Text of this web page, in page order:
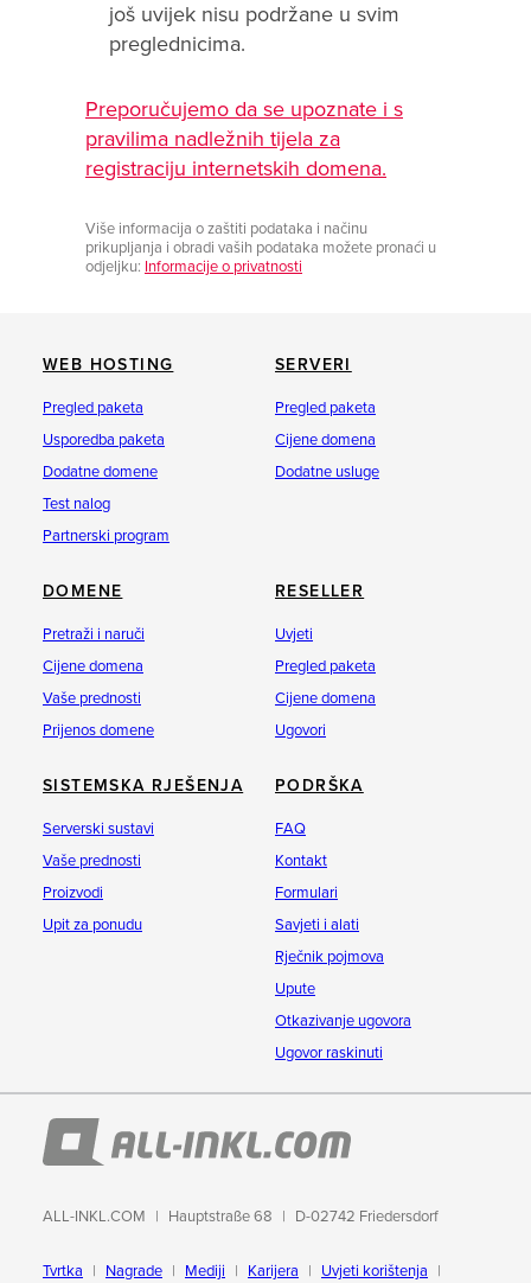
još uvijek nisu podržane u svim
preglednicima.
Preporučujemo da se upoznate i s
pravilima nadležnih tijela za
registraciju internetskih domena.
Više informacija o zaštiti podataka i načinu
prikupljanja i obradi vaših podataka možete pronaći u
odjeljku: Informacije o privatnosti
WEB HOSTING
Pregled paketa
Usporedba paketa
Dodatne domene
Test nalog
Partnerski program
SERVERI
Pregled paketa
Cijene domena
Dodatne usluge
DOMENE
Pretraži i naruči
Cijene domena
Vaše prednosti
Prijenos domene
RESELLER
Uvjeti
Pregled paketa
Cijene domena
Ugovori
SISTEMSKA RJEŠENJA
Serverski sustavi
Vaše prednosti
Proizvodi
Upit za ponudu
PODRŠKA
FAQ
Kontakt
Formulari
Savjeti i alati
Rječnik pojmova
Upute
Otkazivanje ugovora
Ugovor raskinuti
ALL-INKL.COM Hauptstraße 68 D-02742 Friedersdorf
Tvrtka Nagrade Mediji Karijera Uvjeti korištenja